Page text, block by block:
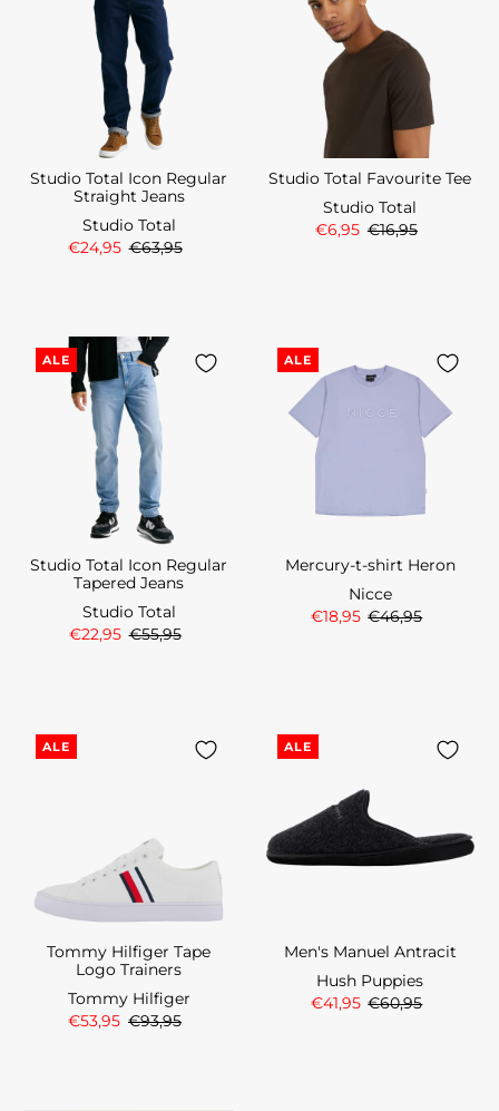
Studio Total Icon Regular
Straight Jeans
Studio Total
€24,95 €63,95
Studio Total Favourite Tee
Studio Total
€6,95 €16,95
ALE
Studio Total Icon Regular
Tapered Jeans
Studio Total
€22,95 €55,95
ALE
Mercury-t-shirt Heron
Nicce
€18,95 €46,95
ALE
Tommy Hilfiger Tape
Logo Trainers
Tommy Hilfiger
€53,95 €93,95
ALE
Men's Manuel Antracit
Hush Puppies
€41,95 €60,95